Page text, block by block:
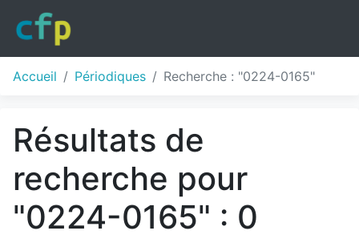
Accueil Périodiques Recherche : "0224-0165"
Résultats de
recherche pour
"0224-0165" : 0